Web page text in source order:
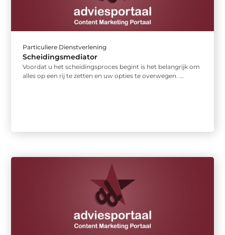
Particuliere Dienstverlening
Scheidingsmediator
Voordat u het scheidingsproces begint is het belangrijk om
alles op een rij te zetten en uw opties te overwegen. ...